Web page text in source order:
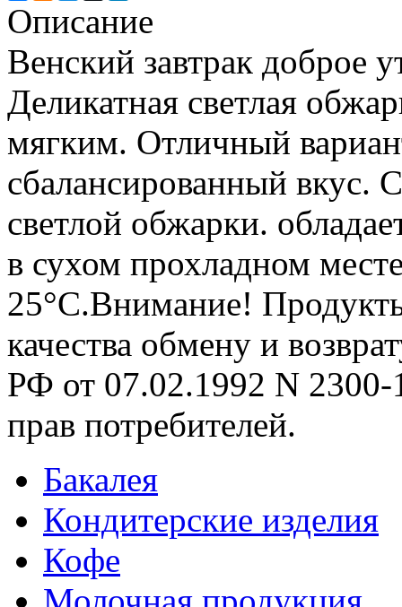
Описание
Венский завтрак доброе
Деликатная светлая
мягким. Отличный
сбалансированный вкус.
светлой обжарки.
в сухом прохладном
25°С.Внимание!
качества обмену и
РФ от 07.02.1992 N
прав потребителей.
Бакалея
Кондитерские изделия
Кофе